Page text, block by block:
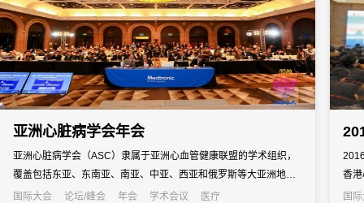
亚洲心脏病学会年会
亚洲心脏病学会（ASC）隶属于亚洲心血管健康联盟的学术组织，
覆盖包括东亚、东南亚、南亚、中亚、西亚和俄罗斯等大亚洲地
区，会员来自于各国心血管临床医生，由亚洲各个国家和地区的团
国际大会 论坛/峰会 年会 学术会议
医疗
香
会
国